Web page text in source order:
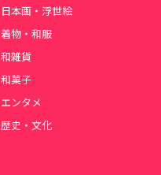
日本画・浮世絵
着物・和服
和雑貨
和菓子
エンタメ
歴史・文化